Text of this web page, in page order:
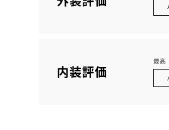
内装評価